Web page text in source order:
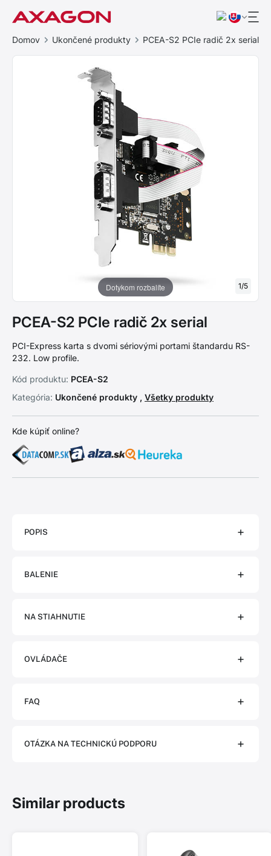
Domov Ukončené produkty PCEA-S2 PCIe radič 2x serial
Dotykom rozbalíte 1/5
PCEA-S2 PCIe radič 2x serial
PCI-Express karta s dvomi sériovými portami štandardu RS-
232. Low profile.
Kód produktu: PCEA-S2
Kategória: Ukončené produkty , Všetky produkty
Kde kúpiť online?
POPIS
BALENIE
NA STIAHNUTIE
OVLÁDAČE
FAQ
OTÁZKA NA TECHNICKÚ PODPORU
Similar products